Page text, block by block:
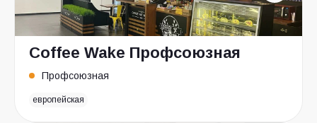
Coffee Wake Профсоюзная
Профсоюзная
европейская